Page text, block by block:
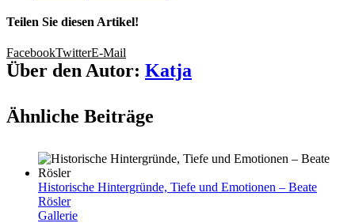
Teilen Sie diesen Artikel!
FacebookTwitterE-Mail
Über den Autor: Katja
Ähnliche Beiträge
Historische Hintergründe, Tiefe und Emotionen – Beate
Rösler
Gallerie